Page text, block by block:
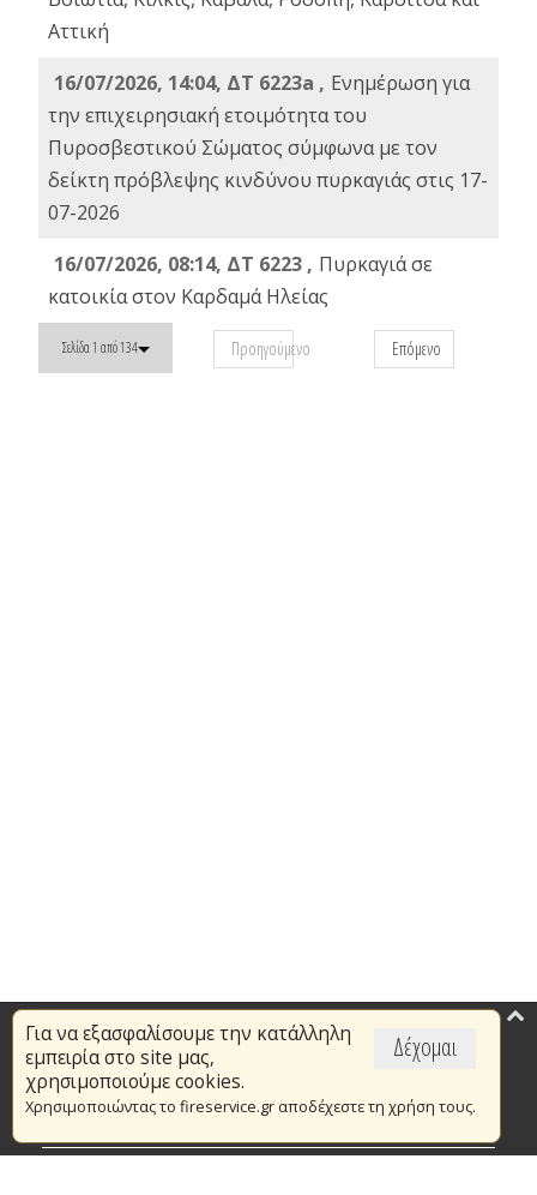
Αττική
16/07/2026, 14:04, ΔΤ 6223a , Ενημέρωση για
την επιχειρησιακή ετοιμότητα του
Πυροσβεστικού Σώματος σύμφωνα με τον
δείκτη πρόβλεψης κινδύνου πυρκαγιάς στις 17-
07-2026
16/07/2026, 08:14, ΔΤ 6223 , Πυρκαγιά σε
κατοικία στον Καρδαμά Ηλείας
Σελίδα 1 από 134 Προηγούμενο Επόμενο
Δέχομαι
Για να εξασφαλίσουμε την κατάλληλη
εμπειρία στο site μας,
χρησιμοποιούμε cookies.
Χρησιμοποιώντας το fireservice.gr αποδέχεστε τη χρήση τους.
Επικαιρότητα
Το Πυροσβεστικό Σώμα